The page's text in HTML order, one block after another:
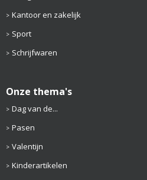
Kantoor en zakelijk
Sport
Schrijfwaren
Onze thema's
Dag van de...
Pasen
Valentijn
Kinderartikelen